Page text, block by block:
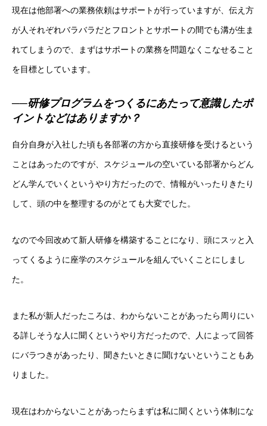
現在は他部署への業務依頼はサポートが行っていますが、伝え方
が人それぞれバラバラだとフロントとサポートの間でも溝が生ま
れてしまうので、まずはサポートの業務を問題なくこなせること
を目標としています。
──研修プログラムをつくるにあたって意識したポ
イントなどはありますか？
自分自身が入社した頃も各部署の方から直接研修を受けるという
ことはあったのですが、スケジュールの空いている部署からどん
どん学んでいくというやり方だったので、情報がいったりきたり
して、頭の中を整理するのがとても大変でした。
なので今回改めて新人研修を構築することになり、頭にスッと入
ってくるように座学のスケジュールを組んでいくことにしまし
た。
また私が新人だったころは、わからないことがあったら周りにい
る詳しそうな人に聞くというやり方だったので、人によって回答
にバラつきがあったり、聞きたいときに聞けないということもあ
りました。
現在はわからないことがあったらまずは私に聞くという体制にな